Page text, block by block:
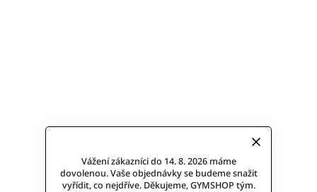
Vážení zákazníci do 14. 8. 2026 máme
dovolenou. Vaše objednávky se budeme snažit
vyřídit, co nejdříve. Děkujeme, GYMSHOP tým.